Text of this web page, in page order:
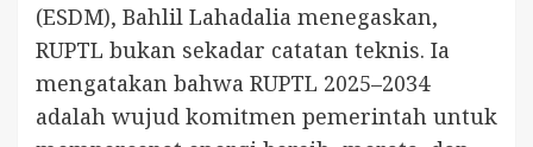
(ESDM), Bahlil Lahadalia menegaskan,
RUPTL bukan sekadar catatan teknis. Ia
mengatakan bahwa RUPTL 2025–2034
adalah wujud komitmen pemerintah untuk